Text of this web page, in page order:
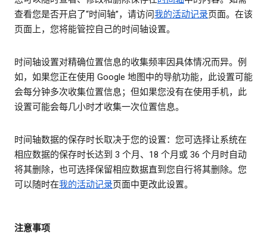
查看您是否开启了“时间轴”，请访问我的活动记录页面。在该
页面上，您将能管控自己的时间轴设置。
时间轴设置对精确位置信息的收集频率因具体情况而异。例
如，如果您正在使用 Google 地图中的导航功能，此设置可能
会每分钟多次收集位置信息；但如果您没有在使用手机，此
设置可能会每几小时才收集一次位置信息。
时间轴数据的保存时长取决于您的设置：您可选择让系统在
相应数据的保存时长达到 3 个月、18 个月或 36 个月时自动
将其删除，也可选择保留相应数据直到您自行将其删除。您
可以随时在我的活动记录页面中更改此设置。
注意事项